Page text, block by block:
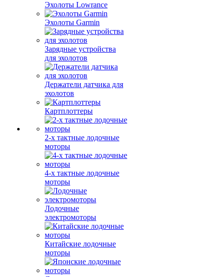
Эхолоты Lowrance
Эхолоты Garmin
Зарядные устройства
для эхолотов
Держатели датчика для
эхолотов
Картплоттеры
2-х тактные лодочные
моторы
4-х тактные лодочные
моторы
Лодочные
электромоторы
Китайские лодочные
моторы